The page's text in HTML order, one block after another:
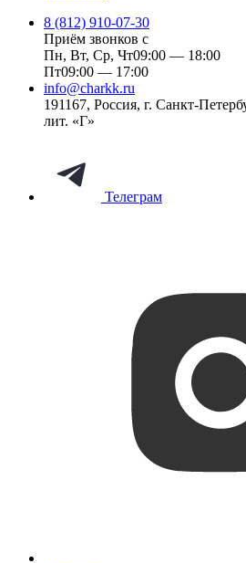
8 (812) 910-07-30
Приём звонков с
Пн, Вт, Ср, Чт09:00 — 18:00
Пт09:00 — 17:00
info@charkk.ru
191167, Россия, г. Санкт-
лит. «Г»
Телеграм